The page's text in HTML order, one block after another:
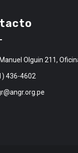
Olguin 211,
436-4602